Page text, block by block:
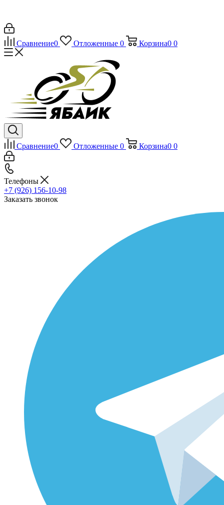
Сравнение0 Отложенные 0 Корзина0 0
Сравнение0 Отложенные 0 Корзина0 0
Телефоны
+7 (926) 156-10-98
Заказать звонок